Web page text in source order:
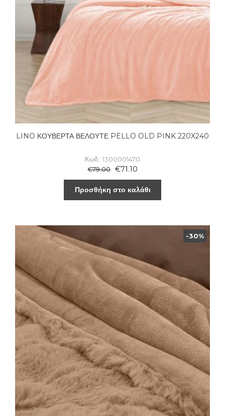
LINO ΚΟΥΒΕΡΤΑ ΒΕΛΟΥΤΕ PELLO OLD PINK 220X240
Κωδ.: 1300001470
€79.00 €71.10
Προσθήκη στο καλάθι
-30%